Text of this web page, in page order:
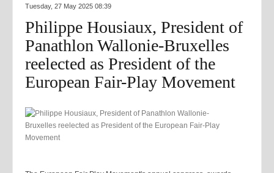
Tuesday, 27 May 2025 08:39
Philippe Housiaux, President of
Panathlon Wallonie-Bruxelles
reelected as President of the
European Fair-Play Movement